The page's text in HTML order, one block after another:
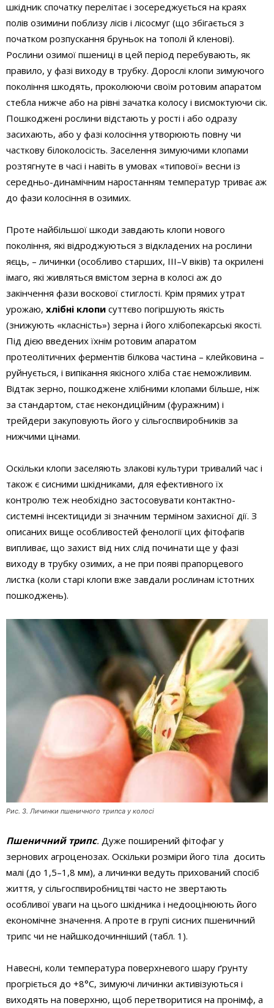
шкідник спочатку перелітає і зосереджується на краях
полів озимини поблизу лісів і лісосмуг (що збігається з
початком розпускання бруньок на тополі й кленові).
Рослини озимої пшениці в цей період перебувають, як
правило, у фазі виходу в трубку. Дорослі клопи зимуючого
покоління шкодять, проколюючи своїм ротовим апаратом
стебла нижче або на рівні зачатка колосу і висмоктуючи сік.
Пошкоджені рослини відстають у рості і або одразу
засихають, або у фазі колосіння утворюють повну чи
часткову білоколосість. Заселення зимуючими клопами
розтягнуте в часі і навіть в умовах «типової» весни із
середньо-динамічним наростанням температур триває аж
до фази колосіння в озимих.
Проте найбільшої шкоди завдають клопи нового
покоління, які відроджуються з відкладених на рослини
яєць, – личинки (особливо старших, ІІІ–V віків) та окрилені
імаго, які живляться вмістом зерна в колосі аж до
закінчення фази воскової стиглості. Крім прямих утрат
урожаю, хлібні клопи суттєво погіршують якість
(знижують «класність») зерна і його хлібопекарські якості.
Під дією введених їхнім ротовим апаратом
протеолітичних ферментів білкова частина – клейковина –
руйнується, і випікання якісного хліба стає неможливим.
Відтак зерно, пошкоджене хлібними клопами більше, ніж
за стандартом, стає некондиційним (фуражним) і
трейдери закуповують його у сільгоспвиробників за
нижчими цінами.
Оскільки клопи заселяють злакові культури тривалий час і
також є сисними шкідниками, для ефективного їх
контролю теж необхідно застосовувати контактно-
системні інсектициди зі значним терміном захисної дії. З
описаних вище особливостей фенології цих фітофагів
випливає, що захист від них слід починати ще у фазі
виходу в трубку озимих, а не при появі прапорцевого
листка (коли старі клопи вже завдали рослинам істотних
пошкоджень).
Рис. 3. Личинки пшеничного трипса у колосi
Пшеничний трипс. Дуже поширений фітофаг у
зернових агроценозах. Оскільки розміри його тіла досить
малі (до 1,5–1,8 мм), а личинки ведуть прихований спосіб
життя, у сільгоспвиробництві часто не звертають
особливої уваги на цього шкідника і недооцінюють його
економічне значення. А проте в групі сисних пшеничний
трипс чи не найшкодочинніший (табл. 1).
Навесні, коли температура поверхневого шару ґрунту
прогріється до +8°С, зимуючі личинки активізуються і
виходять на поверхню, щоб перетворитися на пронімф, а